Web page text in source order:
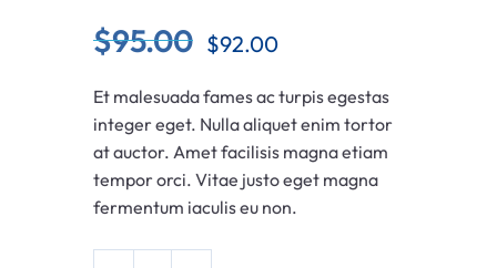
$95.00 $92.00
Et malesuada fames ac turpis egestas
integer eget. Nulla aliquet enim tortor
at auctor. Amet facilisis magna etiam
tempor orci. Vitae justo eget magna
fermentum iaculis eu non.